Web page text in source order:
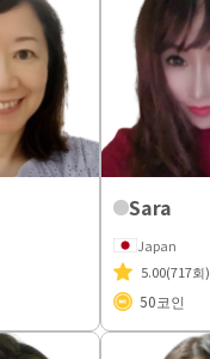
Sara
Japan
5.00(717회)
50코인